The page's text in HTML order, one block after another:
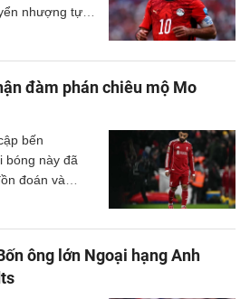
nhượng tự
chính thức
đàm phán chiêu mộ Mo
bến
bóng này đã
đoán và
phán nào giữa
ông lớn Ngoại hạng Anh